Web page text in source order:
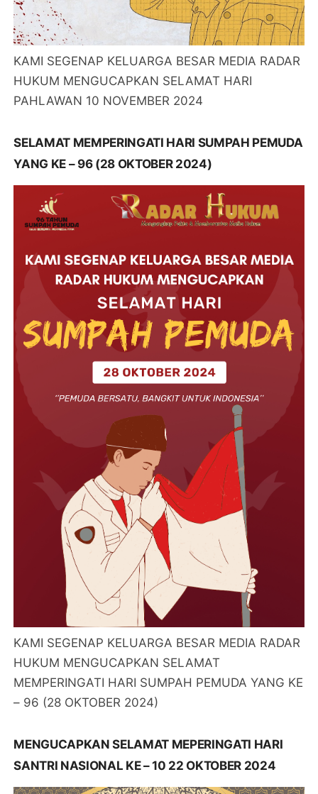
KAMI SEGENAP KELUARGA BESAR MEDIA RADAR
HUKUM MENGUCAPKAN SELAMAT HARI
PAHLAWAN 10 NOVEMBER 2024
SELAMAT MEMPERINGATI HARI SUMPAH PEMUDA
YANG KE – 96 (28 OKTOBER 2024)
KAMI SEGENAP KELUARGA BESAR MEDIA RADAR
HUKUM MENGUCAPKAN SELAMAT
MEMPERINGATI HARI SUMPAH PEMUDA YANG KE
– 96 (28 OKTOBER 2024)
MENGUCAPKAN SELAMAT MEPERINGATI HARI
SANTRI NASIONAL KE – 10 22 OKTOBER 2024